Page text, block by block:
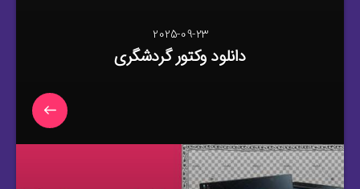
2025-09-23
دانلود وکتور گردشگری